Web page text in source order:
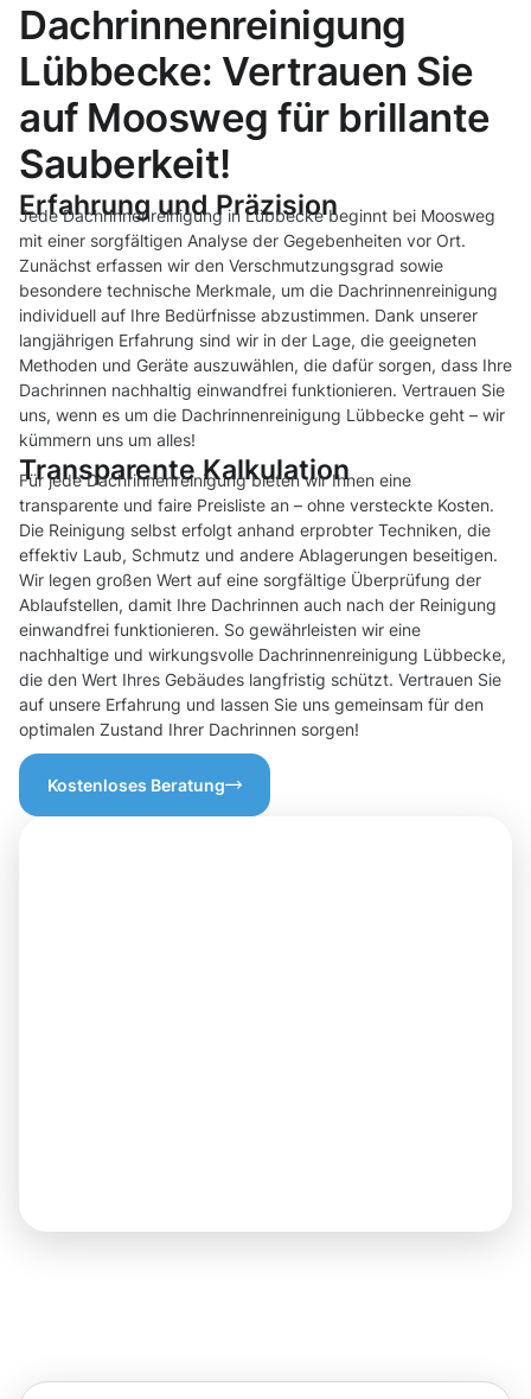
Dachrinnenreinigung
Lübbecke: Vertrauen Sie
auf Moosweg für brillante
Sauberkeit!
Erfahrung und Präzision
Jede Dachrinnenreinigung in Lübbecke beginnt bei Moosweg
mit einer sorgfältigen Analyse der Gegebenheiten vor Ort.
Zunächst erfassen wir den Verschmutzungsgrad sowie
besondere technische Merkmale, um die Dachrinnenreinigung
individuell auf Ihre Bedürfnisse abzustimmen. Dank unserer
langjährigen Erfahrung sind wir in der Lage, die geeigneten
Methoden und Geräte auszuwählen, die dafür sorgen, dass Ihre
Dachrinnen nachhaltig einwandfrei funktionieren. Vertrauen Sie
uns, wenn es um die Dachrinnenreinigung Lübbecke geht – wir
kümmern uns um alles!
Transparente Kalkulation
Für jede Dachrinnenreinigung bieten wir Ihnen eine
transparente und faire Preisliste an – ohne versteckte Kosten.
Die Reinigung selbst erfolgt anhand erprobter Techniken, die
effektiv Laub, Schmutz und andere Ablagerungen beseitigen.
Wir legen großen Wert auf eine sorgfältige Überprüfung der
Ablaufstellen, damit Ihre Dachrinnen auch nach der Reinigung
einwandfrei funktionieren. So gewährleisten wir eine
nachhaltige und wirkungsvolle Dachrinnenreinigung Lübbecke,
die den Wert Ihres Gebäudes langfristig schützt. Vertrauen Sie
auf unsere Erfahrung und lassen Sie uns gemeinsam für den
optimalen Zustand Ihrer Dachrinnen sorgen!
Kostenloses Beratung